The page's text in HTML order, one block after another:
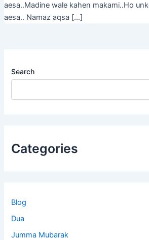
aesa..Madine wale kahen makami..Ho
aesa.. Namaz aqsa […]
Search
Categories
Blog
Dua
Jumma Mubarak